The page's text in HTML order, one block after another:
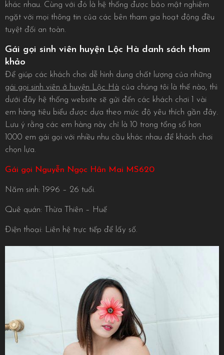
khác nhau. Cùng với đó là hệ thống được bảo mật nghiêm
ngặt với mọi thông tin của các bên tham gia hoạt động đều
tuyệt đối an toàn.
Gái gọi sinh viên huyện Lộc Hà danh sách tham
khảo
Để giúp các khách chơi dễ hình dung chất lượng của những
gái gọi sinh viên ở huyện Lộc Hà của chúng tôi là thế nào, thì
dưới đây hệ thống website sẽ gửi đến các khách chơi 1 vài
em hàng tiêu biểu được dựa theo mức độ yêu thích gần đây.
Lưu ý rằng các em hàng này chỉ là 10 trong tổng số hơn
1000 em gái gọi với nhiều nhu cầu khác nhau để khách chơi
chọn lựa.
Gái gọi Nguyễn Ngọc Hân Mai MS620
Năm sinh: 1996 – 26 tuổi.
Quê quán: Thừa Thiên – Huế
Điện thoại: Liên hệ trực tiếp để lấy số.